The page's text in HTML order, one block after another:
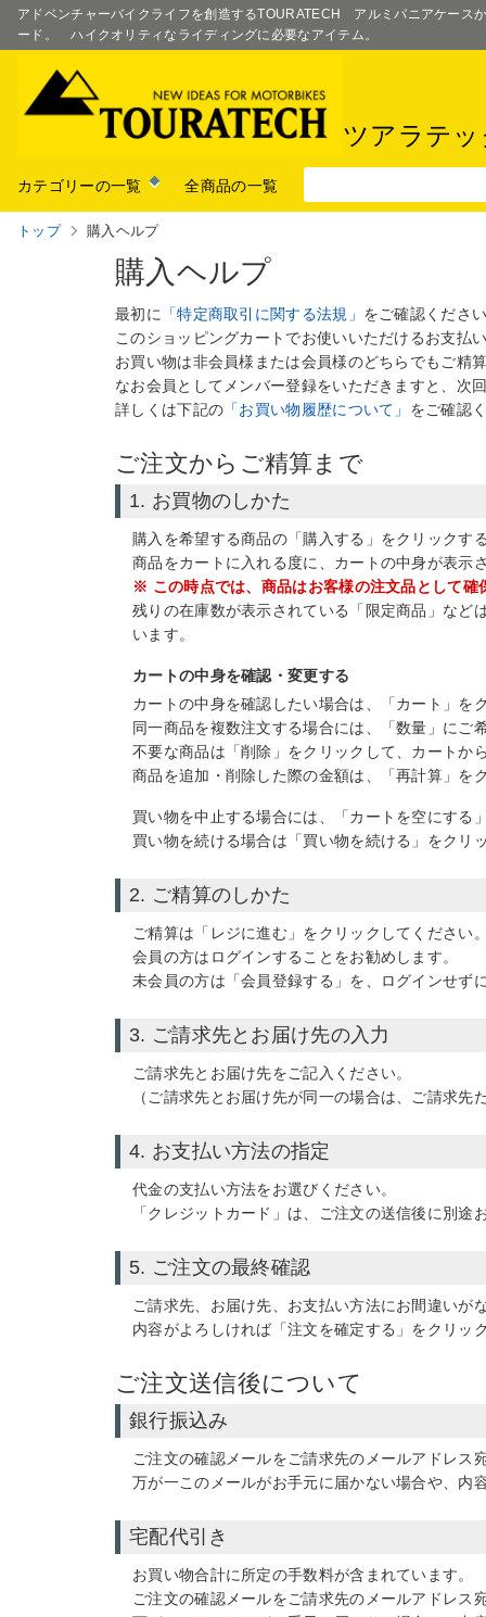
アドベンチャーバイクライフを創造するTOURATECH アルミパニアケース
ード。 ハイクオリティなライディングに必要なアイテム。
ツアラテ
カテゴリーの一覧 全商品の一覧
トップ 購入ヘルプ
購入ヘルプ
最初に 「特定商取引に関する法規」 をご確認くださ
このショッピングカートでお使いいただけるお支払
お買い物は非会員様または会員様のどちらでもご精
なお会員としてメンバー登録をいただきますと、次
詳しくは下記の 「お買い物履歴について」 をご確認
ご注文からご精算まで
1. お買物のしかた
購入を希望する商品の「購入する」をクリックす
商品をカートに入れる度に、カートの中身が表示
※ この時点では、商品はお客様の注文品として確
残りの在庫数が表示されている「限定商品」など
います。
カートの中身を確認・変更する
カートの中身を確認したい場合は、「カート」を
同一商品を複数注文する場合には、「数量」にご
不要な商品は「削除」をクリックして、カートか
商品を追加・削除した際の金額は、「再計算」を
買い物を中止する場合には、「カートを空にする
買い物を続ける場合は「買い物を続ける」をクリ
2. ご精算のしかた
ご精算は「レジに進む」をクリックしてください
会員の方はログインすることをお勧めします。
未会員の方は「会員登録する」を、ログインせず
3. ご請求先とお届け先の入力
ご請求先とお届け先をご記入ください。
（ご請求先とお届け先が同一の場合は、ご請求先
4. お支払い方法の指定
代金の支払い方法をお選びください。
「クレジットカード」 は、ご注文の送信後に別途
5. ご注文の最終確認
ご請求先、お届け先、お支払い方法にお間違いが
内容がよろしければ「注文を確定する」をクリッ
ご注文送信後について
銀行振込み
ご注文の確認メールをご請求先のメールアドレス
万が一このメールがお手元に届かない場合や、内
宅配代引き
お買い物合計に所定の手数料が含まれています。
ご注文の確認メールをご請求先のメールアドレス